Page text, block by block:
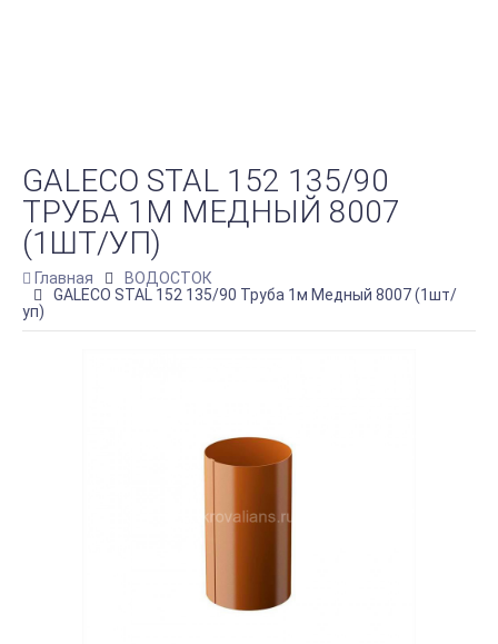
GALECO STAL 152 135/90
ТРУБА 1М МЕДНЫЙ 8007
(1ШТ/УП)
Главная
ВОДОСТОК
GALECO STAL 152 135/90 Труба 1м Медный 8007 (1шт/
уп)